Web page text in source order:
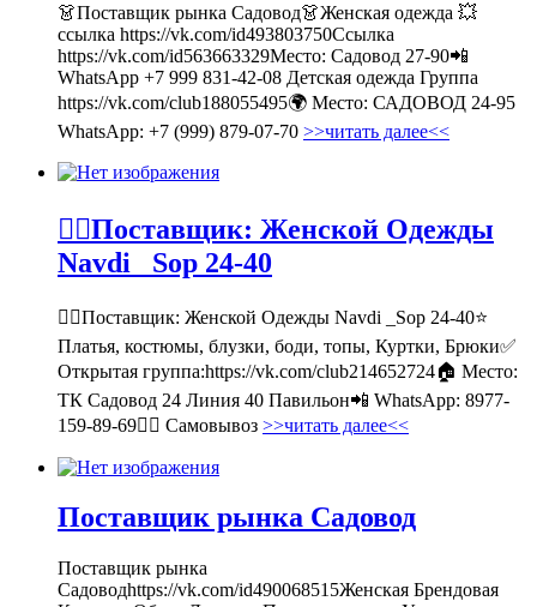
👗Поставщик рынка Садовод👗Женская одежда 💥
ссылка https://vk.com/id493803750Ссылка
https://vk.com/id563663329Место: Садовод 27-90📲
WhatsApp +7 999 831-42-08 Детская одежда Группа
https://vk.com/club188055495🌍 Место: САДОВОД 24-95
WhatsApp: +7 (999) 879-07-70 >>читать далее<<
💁‍♂Поставщик: Женской Одежды
Navdi _Sop 24-40
💁‍♂Поставщик: Женской Одежды Navdi _Sop 24-40⭐
Платья, костюмы, блузки, боди, топы, Куртки, Брюки✅
Открытая группа:https://vk.com/club214652724🏠 Место:
ТК Садовод 24 Линия 40 Павильон📲 WhatsApp: 8977-
159-89-69🚶‍♀ Самовывоз >>читать далее<<
Поставщик рынка Садовод
Поставщик рынка
Садоводhttps://vk.com/id490068515Женская Брендовая